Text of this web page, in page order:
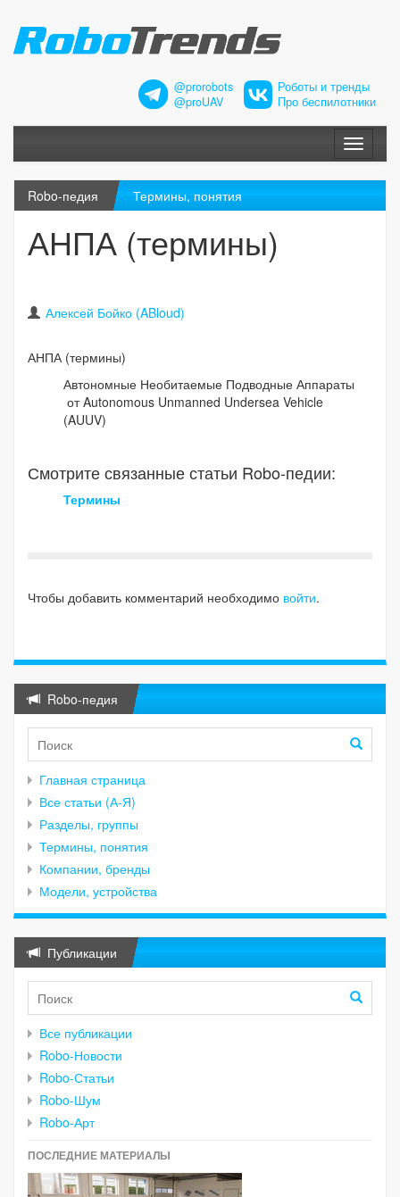
@prorobots
@proUAV
Роботы и тренды
Про беспилотники
Меню
Robo-педия Термины, понятия
АНПА (термины)
Алексей Бойко (ABloud)
АНПА (термины)
Автономные Необитаемые Подводные Аппараты
от Autonomous Unmanned Undersea Vehicle
(AUUV)
Смотрите связанные статьи Robo-педии:
Термины
Чтобы добавить комментарий необходимо войти.
Robo-педия
Главная страница
Все статьи (А-Я)
Разделы, группы
Термины, понятия
Компании, бренды
Модели, устройства
Публикации
Все публикации
Robo-Новости
Robo-Статьи
Robo-Шум
Robo-Арт
ПОСЛЕДНИЕ МАТЕРИАЛЫ